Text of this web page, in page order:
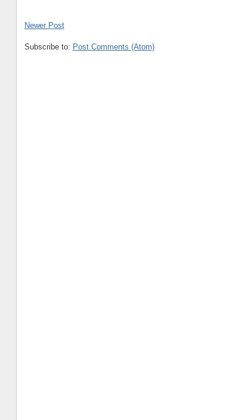
Newer Post
Subscribe to: Post Comments (Atom)